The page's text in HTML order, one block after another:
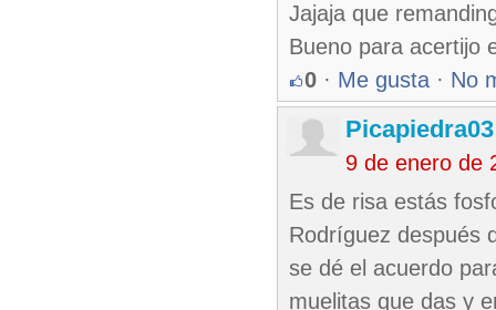
Jajaja que
Bueno para acertijo
0 · Me gusta · No
Picapiedra03
9 de enero de
Es de risa estás
Rodríguez después
se dé el acuerdo
muelitas que das y